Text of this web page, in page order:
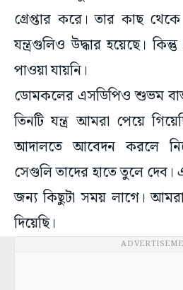
গ্রেপ্তার করে। তার কাছ
যন্ত্রগুলিও উদ্ধার হয়েছে।
পাওয়া যায়নি।
ডোমকলের এসডিপিও শুভম
তিনটি যন্ত্র আমরা পেয়ে
আদালতে আবেদন করলে
সেগুলি তাদের হাতে তুলে দেব।
জন্য কিছুটা সময় লাগে।
দিয়েছি।